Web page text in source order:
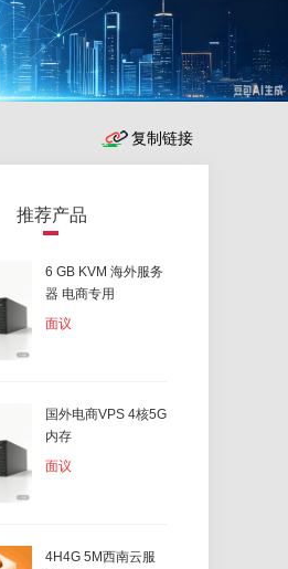
推荐产品
6 GB KVM 海外服务
器 电商专用
面议
国外电商VPS 4核5G
内存
面议
4H4G 5M西南云服